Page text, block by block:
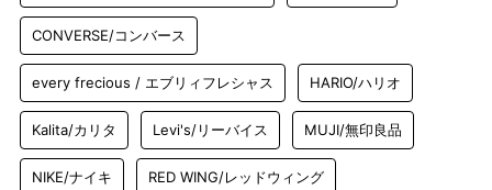
CONVERSE/コンバース
every frecious / エブリィフレシャス HARIO/ハリオ
Kalita/カリタ Levi's/リーバイス MUJI/無印良品
NIKE/ナイキ RED WING/レッドウィング